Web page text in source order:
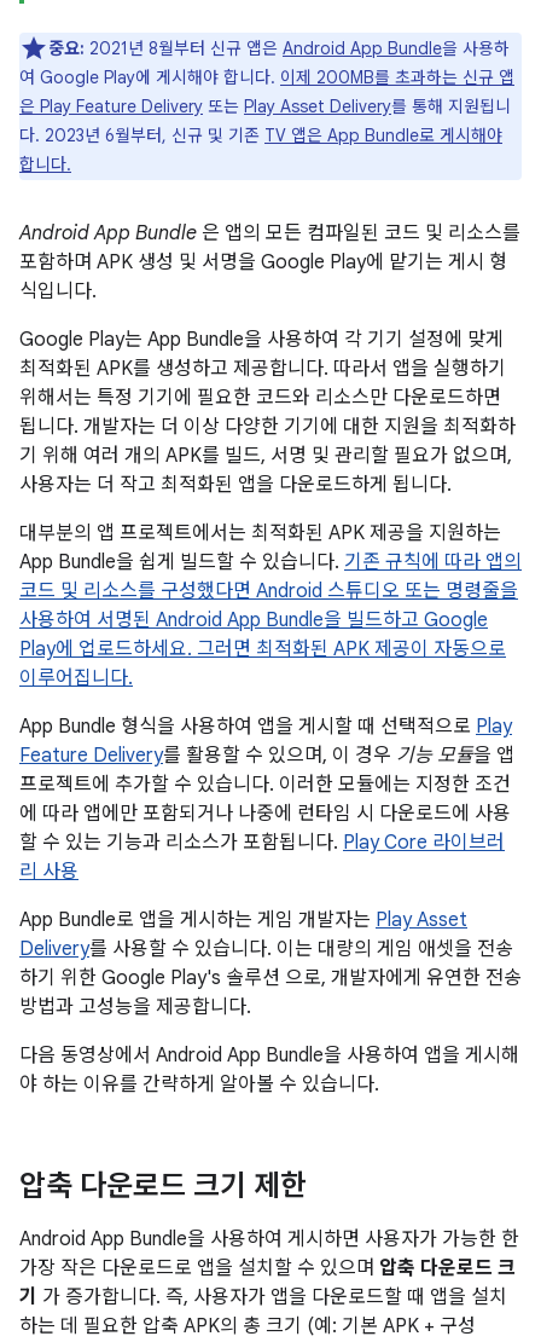
중요: 2021년 8월부터 신규 앱은 Android App Bundle을 사용하
여 Google Play에 게시해야 합니다. 이제 200MB를 초과하는 신규 앱
은 Play Feature Delivery 또는 Play Asset Delivery를 통해 지원됩니
다. 2023년 6월부터, 신규 및 기존 TV 앱은 App Bundle로 게시해야
합니다.
Android App Bundle 은 앱의 모든 컴파일된 코드 및 리소스를
포함하며 APK 생성 및 서명을 Google Play에 맡기는 게시 형
식입니다.
Google Play는 App Bundle을 사용하여 각 기기 설정에 맞게
최적화된 APK를 생성하고 제공합니다. 따라서 앱을 실행하기
위해서는 특정 기기에 필요한 코드와 리소스만 다운로드하면
됩니다. 개발자는 더 이상 다양한 기기에 대한 지원을 최적화하
기 위해 여러 개의 APK를 빌드, 서명 및 관리할 필요가 없으며,
사용자는 더 작고 최적화된 앱을 다운로드하게 됩니다.
대부분의 앱 프로젝트에서는 최적화된 APK 제공을 지원하는
App Bundle을 쉽게 빌드할 수 있습니다. 기존 규칙에 따라 앱의
코드 및 리소스를 구성했다면 Android 스튜디오 또는 명령줄을
사용하여 서명된 Android App Bundle을 빌드하고 Google
Play에 업로드하세요. 그러면 최적화된 APK 제공이 자동으로
이루어집니다.
App Bundle 형식을 사용하여 앱을 게시할 때 선택적으로 Play
Feature Delivery를 활용할 수 있으며, 이 경우 기능 모듈을 앱
프로젝트에 추가할 수 있습니다. 이러한 모듈에는 지정한 조건
에 따라 앱에만 포함되거나 나중에 런타임 시 다운로드에 사용
할 수 있는 기능과 리소스가 포함됩니다. Play Core 라이브러
리 사용
App Bundle로 앱을 게시하는 게임 개발자는 Play Asset
Delivery를 사용할 수 있습니다. 이는 대량의 게임 애셋을 전송
하기 위한 Google Play's 솔루션 으로, 개발자에게 유연한 전송
방법과 고성능을 제공합니다.
다음 동영상에서 Android App Bundle을 사용하여 앱을 게시해
야 하는 이유를 간략하게 알아볼 수 있습니다.
압축 다운로드 크기 제한
Android App Bundle을 사용하여 게시하면 사용자가 가능한 한
가장 작은 다운로드로 앱을 설치할 수 있으며 압축 다운로드 크
기 가 증가합니다. 즉, 사용자가 앱을 다운로드할 때 앱을 설치
하는 데 필요한 압축 APK의 총 크기 (예: 기본 APK + 구성